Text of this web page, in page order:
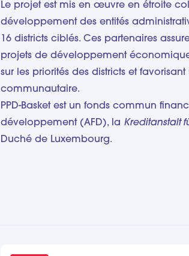
Le projet est mis en œuvre en étroite
développement des entités
16 districts ciblés. Ces partenaires
projets de développement
sur les priorités des districts et
communautaire.
PPD-Basket est un fonds commun
développement (AFD), la Kreditanstalt
Duché de Luxembourg.